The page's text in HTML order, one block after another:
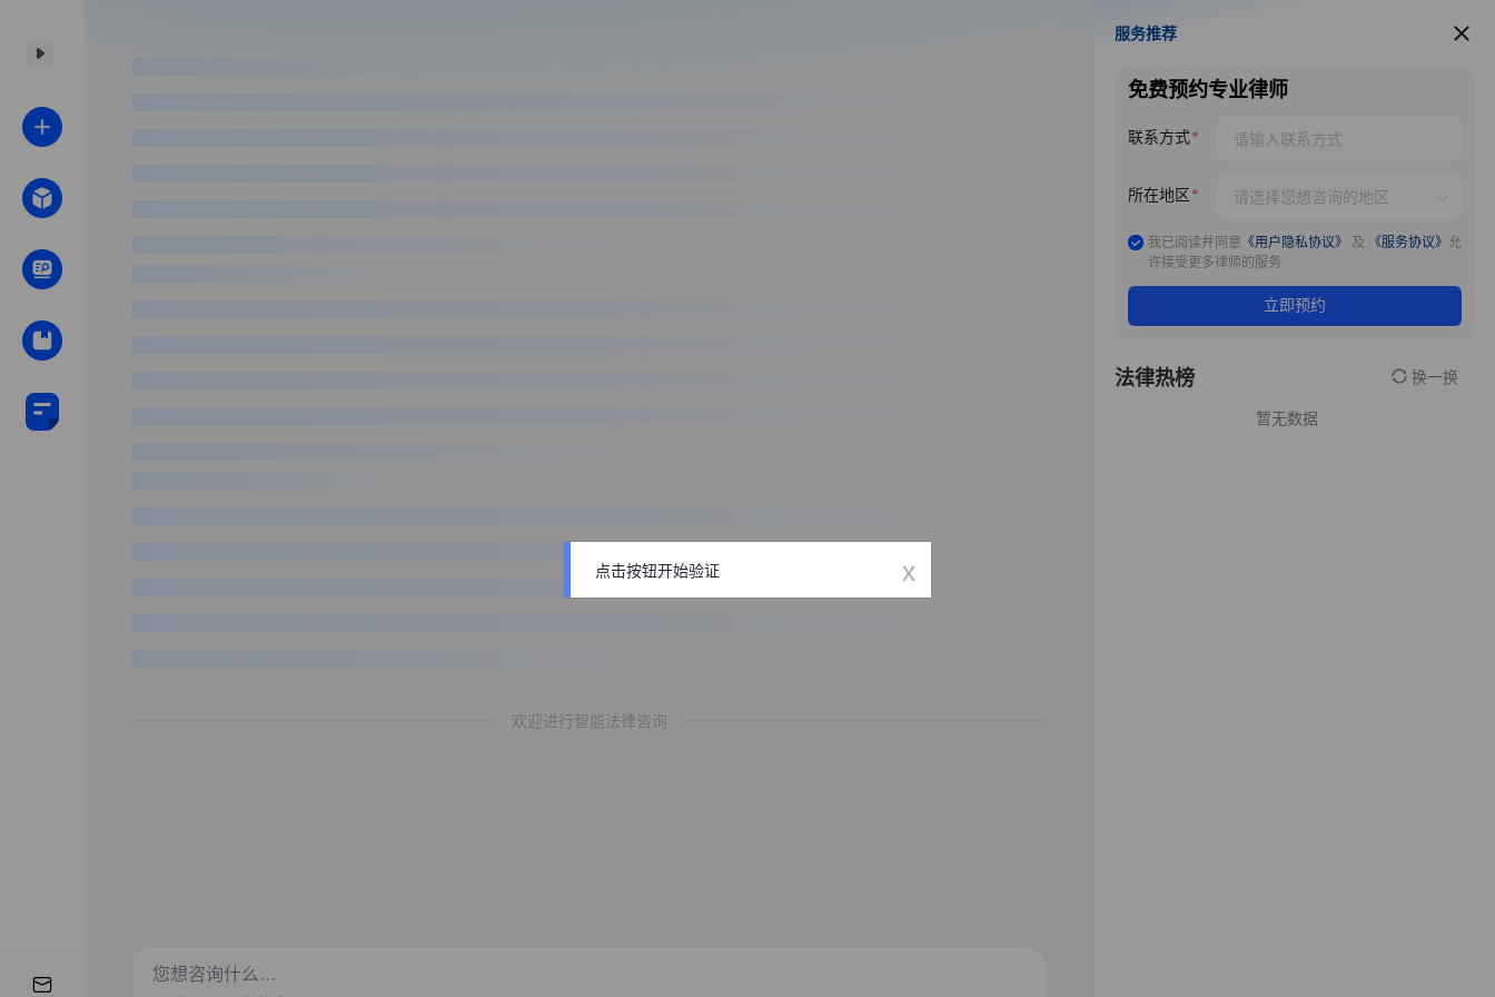
欢迎进行智能法律咨询
服务推荐
服务推荐
免费预约专业律师
联系方式
所在地区
我已阅读并同意 《用户隐私协议》 及 《服务协议》 允
许接受更多律师的服务
立即预约
法律热榜 换一换
暂无数据
点击按钮开始验证 x